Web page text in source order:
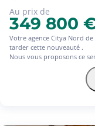
Au prix de
349 800
Votre agence Citya Nord
tarder cette nouveauté .
Nous vous proposons ce
Bâtit sur une parcelle de
habitables repartit de la
Au rez de chaussé un hall